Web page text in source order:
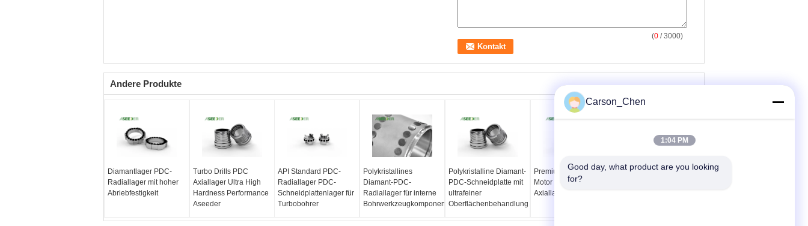
(0 / 3000)
Andere Produkte
Diamantlager PDC-
Radiallager mit hoher
Abriebfestigkeit
Turbo Drills PDC
Axiallager Ultra High
Hardness Performance
Aseeder
API Standard PDC-
Radiallager PDC-
Schneidplattenlager für
Turbobohrer
Polykristallines
Diamant-PDC-
Radiallager für interne
Bohrwerkzeugkomponenten
Polykristalline Diamant-
PDC-Schneidplatte mit
ultrafeiner
Oberflächenbehandlung
Premium PDC Mud
Motor Radiallager, PDC
Axiallager für Ölfeld
PDC-Radiallager aus
Carson_Chen
1:04 PM
Good day, what product are you looking
for?